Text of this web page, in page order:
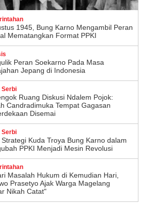
1945, Bung Karno Mengambil Peran
Mematangkan Format PPKI
Peran Soekarno Pada Masa
Jepang di Indonesia
Serbi
Ruang Diskusi Ndalem Pojok:
Candradimuka Tempat Gagasan
Disemai
Serbi
Kuda Troya Bung Karno dalam
PPKI Menjadi Mesin Revolusi
Masalah Hukum di Kemudian Hari,
Prasetyo Ajak Warga Magelang
Nikah Catat"